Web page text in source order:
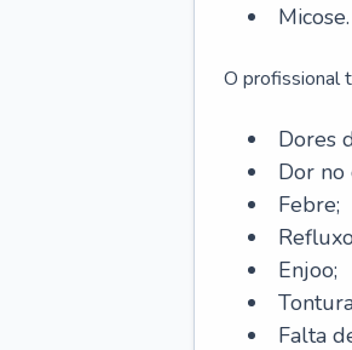
Micose.
O profissional
Dores
Dor no
Febre;
Enjoo;
Falta